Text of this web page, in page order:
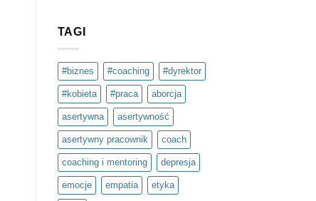
psychiczne
–
to
inwestycja
w
siebie.
Projekt
społeczny
Światło
umysłu
w
ramach
olimpiady
Zwolnieni
z
TAGI
#biznes #coaching #dyrektor
#kobieta #praca aborcja
asertywna asertywność
asertywny pracownik coach
coaching i mentoring depresja
emocje empatia etyka